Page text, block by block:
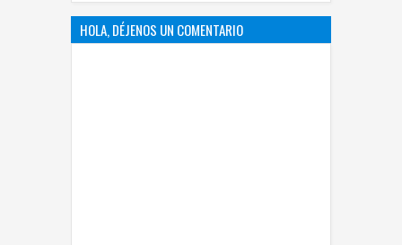
HOLA, DÉJENOS UN COMENTARIO